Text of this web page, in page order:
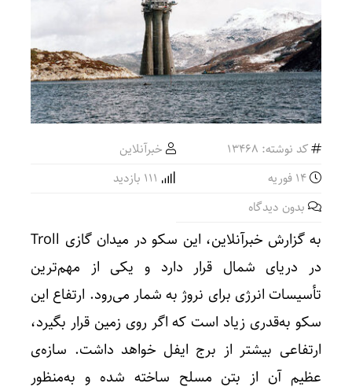
کد نوشته: 13468
خبرآنلاین
بدون دیدگاه
به گزارش خبرآنلاین، این سکو در میدان گازی Troll
در دریای شمال قرار دارد و یکی از مهم‌ترین
تأسیسات انرژی برای نروژ به شمار می‌رود. ارتفاع این
سکو به‌قدری زیاد است که اگر روی زمین قرار بگیرد،
ارتفاعی بیشتر از برج ایفل خواهد داشت. سازه‌ی
عظیم آن از بتن مسلح ساخته شده و به‌منظور